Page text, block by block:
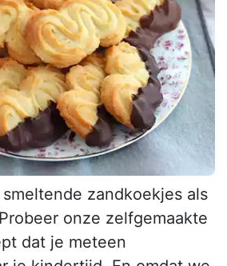
zandkoekjes als
onze zelfgemaakte
dat je meteen